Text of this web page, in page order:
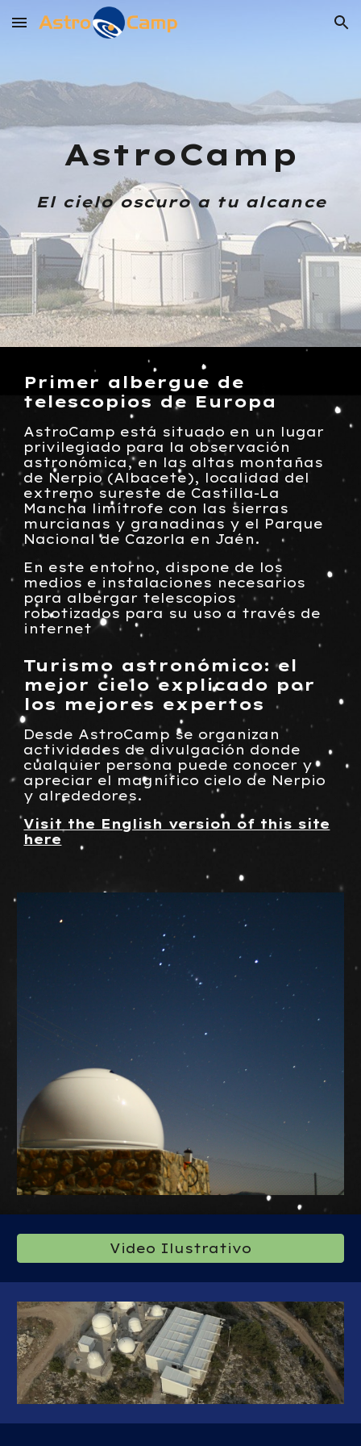
Skip to main content Skip to navigation
AstroCamp
El cielo oscuro a tu alcance
Primer albergue de
telescopios de Europa
AstroCamp está situado en un lugar
privilegiado para la observación
astronómica, en las altas montañas
de Nerpio (Albacete), localidad del
extremo sureste de Castilla-La
Mancha limítrofe con las sierras
murcianas y granadinas y el Parque
Nacional de Cazorla en Jaén.
En este entorno, dispone de los
medios e instalaciones necesarios
para albergar telescopios
robotizados para su uso a través de
internet
Turismo astronómico: el
mejor cielo explicado por
los mejores expertos
Desde AstroCamp se organizan
actividades de divulgación donde
cualquier persona puede conocer y
apreciar el magnífico cielo de Nerpio
y alrededores.
Visit the English version of this site
here
Video Ilustrativo